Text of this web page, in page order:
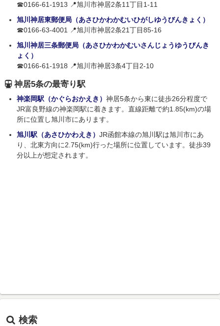
☎0166-61-1913 📍旭川市神居2条11丁目1-11
旭川神居東郵便局（あさひかわかむいひがしゆうびんきょく）
☎0166-63-4001 📍旭川市神居2条21丁目85-16
旭川神居三条郵便局（あさひかわかむいさんじょうゆうびんき
ょく）
☎0166-61-1918 📍旭川市神居3条4丁目2-10
神居5条の最寄り駅
神楽岡駅（かぐらおかえき） 神居5条から東に徒歩26分程度で
JR富良野線の神楽岡駅に着きます。直線距離で約1.85(km)の場
所に位置し旭川市にあります。
旭川駅（あさひかわえき） JR函館本線の旭川駅は旭川市にあ
り、北東方向に2.75(km)行った場所に位置しています。徒歩39
分以上が想定されます。
検索